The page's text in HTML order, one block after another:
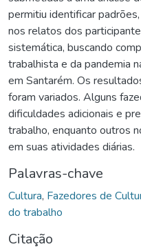
permitiu identificar
nos relatos dos
sistemática, buscando
trabalhista e da pandemia
em Santarém. Os
foram variados. Alguns
dificuldades adicionais e
trabalho, enquanto outros
em suas atividades diárias.
Palavras-chave
Cultura, Fazedores de
do trabalho
Citação